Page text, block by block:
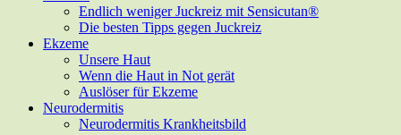
Endlich weniger Juckreiz mit Sensicutan®
Die besten Tipps gegen Juckreiz
Ekzeme
Unsere Haut
Wenn die Haut in Not gerät
Auslöser für Ekzeme
Neurodermitis
Neurodermitis Krankheitsbild